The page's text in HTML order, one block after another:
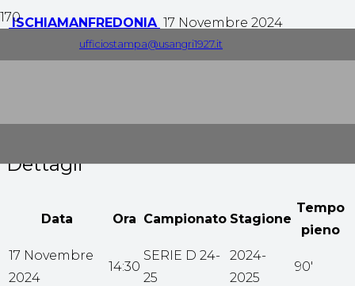
ufficiostampa@usangri1927.it
ISCHIAMANFREDONIA 17 Novembre 2024
Dettagli
Data Ora Campionato Stagione
Tempo
pieno
17 Novembre
2024
14:30
SERIE D 24-
25
2024-
2025
90'